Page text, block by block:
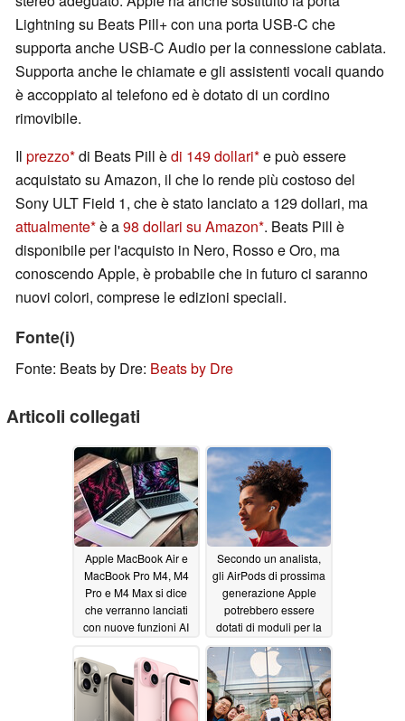
Lightning su Beats Pill+ con una porta USB-C che
supporta anche USB-C Audio per la connessione cablata.
Supporta anche le chiamate e gli assistenti vocali quando
è accoppiato al telefono ed è dotato di un cordino
rimovibile.
Il prezzo di Beats Pill èdi 149 dollari e può essere
acquistato su Amazon, il che lo rende più costoso del
Sony ULT Field 1, che è stato lanciato a 129 dollari, ma
attualmente è a98 dollari su Amazon . Beats Pill è
disponibile per l'acquisto in Nero, Rosso e Oro, ma
conoscendo Apple, è probabile che in futuro ci saranno
nuovi colori, comprese le edizioni speciali.
Fonte(i)
Fonte: Beats by Dre: Beats by Dre
Articoli collegati
Apple MacBook Air e
MacBook Pro M4, M4
Pro e M4 Max si dice
che verranno lanciati
con nuove funzioni AI
abbonamento mensile
a pagamento, ma
senza modifiche al
design07/01/2024
Secondo un analista,
gli AirPods di prossima
generazione Apple
potrebbero essere
dotati di moduli per la
fotocamera07/01/2024